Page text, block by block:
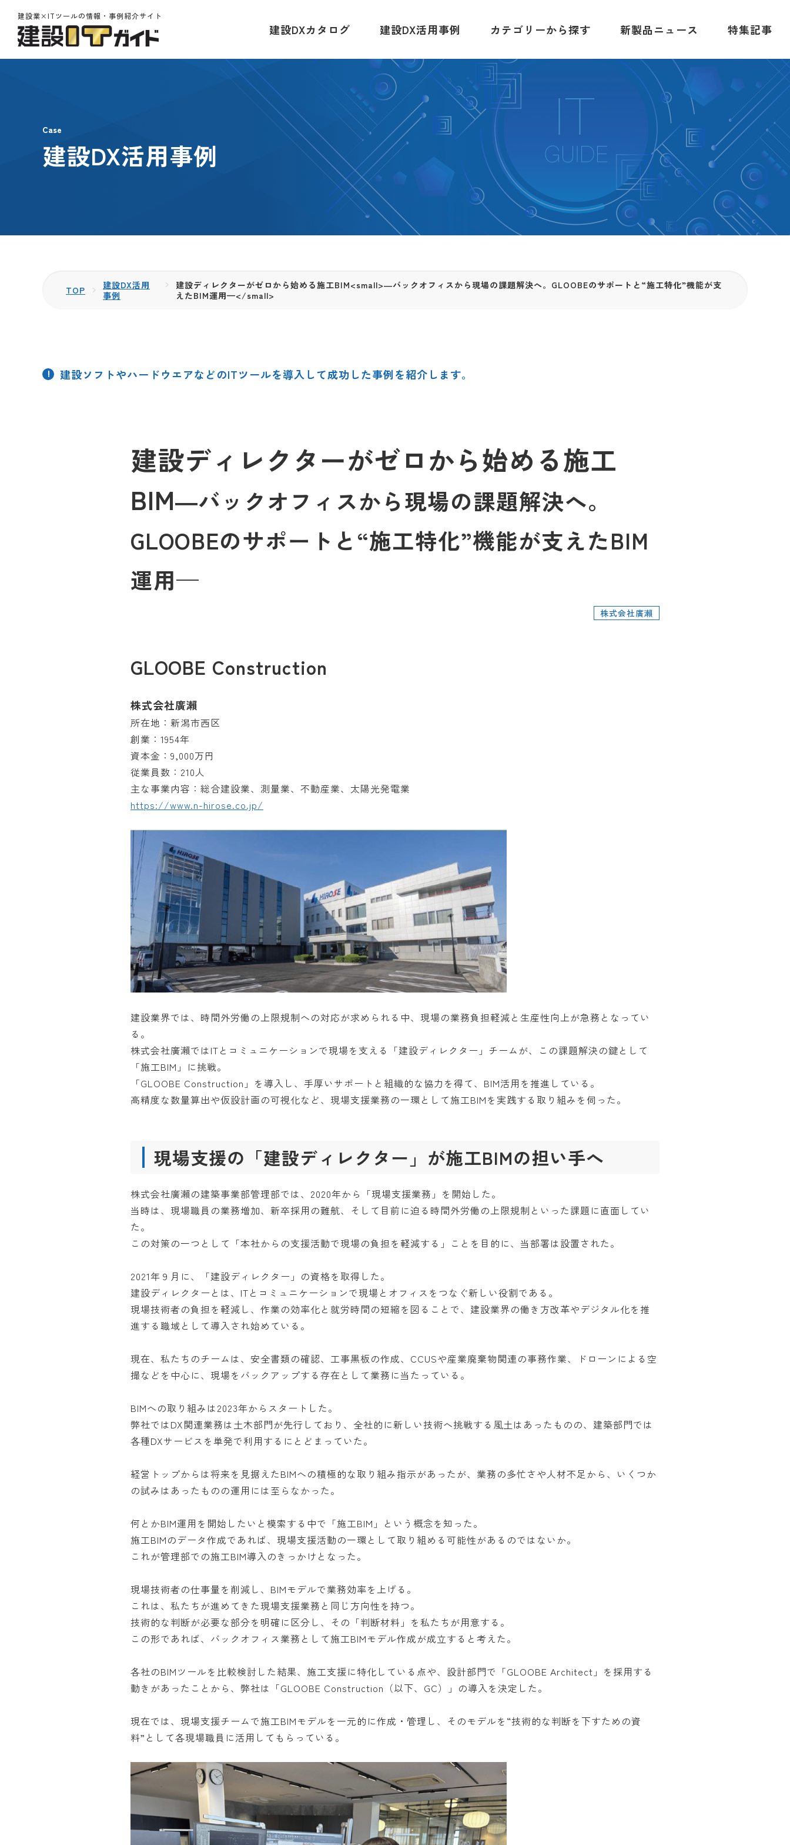
建設業×ITツールの情報・事例紹介サイト
建設DXカタログ 建設DX活用事例 カテゴリーから探す 新製品ニュース 特集記事
Case
建設DX活用事例
TOP
建設DX活用
事例
建設ディレクターがゼロから始める施工BIM<small>―バックオフィスから現場の課題解決へ。GLOOBEのサポートと“施工特化”機能が支
えたBIM運用—</small>
建設ソフトやハードウエアなどのITツールを導入して成功した事例を紹介します。
建設ディレクターがゼロから始める施工
BIM―バックオフィスから現場の課題解決へ。
GLOOBEのサポートと“施工特化”機能が支えたBIM
運用—
株式会社廣瀨
GLOOBE Construction
株式会社廣瀨
所在地：新潟市西区
創業：1954年
資本金：9,000万円
従業員数：210人
主な事業内容：総合建設業、測量業、不動産業、太陽光発電業
https://www.n-hirose.co.jp/
建設業界では、時間外労働の上限規制への対応が求められる中、現場の業務負担軽減と生産性向上が急務となってい
る。
株式会社廣瀨ではITとコミュニケーションで現場を支える「建設ディレクター」チームが、この課題解決の鍵として
「施工BIM」に挑戦。
「GLOOBE Construction」を導入し、手厚いサポートと組織的な協力を得て、BIM活用を推進している。
高精度な数量算出や仮設計画の可視化など、現場支援業務の一環として施工BIMを実践する取り組みを伺った。
現場支援の「建設ディレクター」が施工BIMの担い手へ
株式会社廣瀨の建築事業部管理部では、2020年から「現場支援業務」を開始した。
当時は、現場職員の業務増加、新卒採用の難航、そして目前に迫る時間外労働の上限規制といった課題に直面してい
た。
この対策の一つとして「本社からの支援活動で現場の負担を軽減する」ことを目的に、当部署は設置された。
2021年９月に、「建設ディレクター」の資格を取得した。
建設ディレクターとは、ITとコミュニケーションで現場とオフィスをつなぐ新しい役割である。
現場技術者の負担を軽減し、作業の効率化と就労時間の短縮を図ることで、建設業界の働き方改革やデジタル化を推
進する職域として導入され始めている。
現在、私たちのチームは、安全書類の確認、工事黒板の作成、CCUSや産業廃棄物関連の事務作業、ドローンによる空
撮などを中心に、現場をバックアップする存在として業務に当たっている。
BIMへの取り組みは2023年からスタートした。
弊社ではDX関連業務は土木部門が先行しており、全社的に新しい技術へ挑戦する風土はあったものの、建築部門では
各種DXサービスを単発で利用するにとどまっていた。
経営トップからは将来を見据えたBIMへの積極的な取り組み指示があったが、業務の多忙さや人材不足から、いくつか
の試みはあったものの運用には至らなかった。
何とかBIM運用を開始したいと模索する中で「施工BIM」という概念を知った。
施工BIMのデータ作成であれば、現場支援活動の一環として取り組める可能性があるのではないか。
これが管理部での施工BIM導入のきっかけとなった。
現場技術者の仕事量を削減し、BIMモデルで業務効率を上げる。
これは、私たちが進めてきた現場支援業務と同じ方向性を持つ。
技術的な判断が必要な部分を明確に区分し、その「判断材料」を私たちが用意する。
この形であれば、バックオフィス業務として施工BIMモデル作成が成立すると考えた。
各社のBIMツールを比較検討した結果、施工支援に特化している点や、設計部門で「GLOOBE Architect」を採用する
動きがあったことから、弊社は「GLOOBE Construction（以下、GC）」の導入を決定した。
現在では、現場支援チームで施工BIMモデルを一元的に作成・管理し、そのモデルを“技術的な判断を下すための資
料”として各現場職員に活用してもらっている。